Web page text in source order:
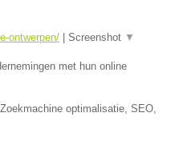
ontwerpen/ | Screenshot ▼
met hun online
optimalisatie, SEO,